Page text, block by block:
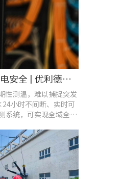
7x24小时守护配电安全 | 优利德在线式热成像方案在配电系统中的应用实践
性测温，难以捕捉突发
小时不间断、实时可
系统，可实现全域全时